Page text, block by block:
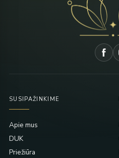
SUSIPAŽINKIME
Apie mus
DUK
Priežiūra